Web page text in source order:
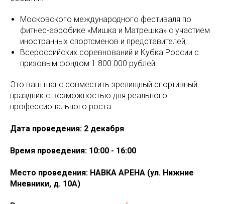
Московского международного фестиваля по
фитнес-аэробике «Мишка и Матрешка» с участием
иностранных спортсменов и представителей;
Всероссийских соревнований и Кубка России с
призовым фондом 1 800 000 рублей.
Это ваш шанс совместить зрелищный спортивный
праздник с возможностью для реального
профессионального роста.
Дата проведения: 2 декабря
Время проведения: 10:00 - 16:00
Место проведения: НАВКА АРЕНА (ул. Нижние
Мневники, д. 10А)